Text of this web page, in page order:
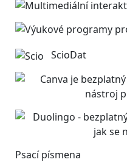
ScioDat
Psací písmena